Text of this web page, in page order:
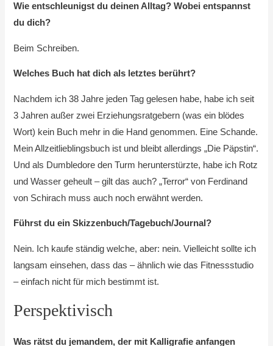
Wie entschleunigst du deinen Alltag? Wobei entspannst
du dich?
Beim Schreiben.
Welches Buch hat dich als letztes berührt?
Nachdem ich 38 Jahre jeden Tag gelesen habe, habe ich seit
3 Jahren außer zwei Erziehungsratgebern (was ein blödes
Wort) kein Buch mehr in die Hand genommen. Eine Schande.
Mein Allzeitlieblingsbuch ist und bleibt allerdings „Die Päpstin“.
Und als Dumbledore den Turm herunterstürzte, habe ich Rotz
und Wasser geheult – gilt das auch? „Terror“ von Ferdinand
von Schirach muss auch noch erwähnt werden.
Führst du ein Skizzenbuch/Tagebuch/Journal?
Nein. Ich kaufe ständig welche, aber: nein. Vielleicht sollte ich
langsam einsehen, dass das – ähnlich wie das Fitnessstudio
– einfach nicht für mich bestimmt ist.
Perspektivisch
Was rätst du jemandem, der mit Kalligrafie anfangen